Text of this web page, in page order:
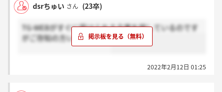
dsrちゅい さん (23卒)
TG-WEBがすぐに受けられる企業を探しているのです
がご存知の方いませんか？
2022年2月12日 01:25